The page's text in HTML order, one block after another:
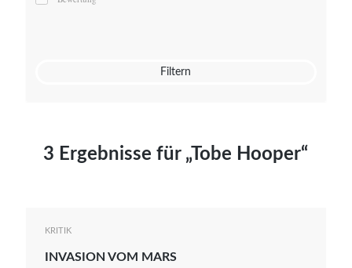
Mato von Vogelstein
Filtern
3 Ergebnisse für „Tobe Hooper“
KRITIK
INVASION VOM MARS